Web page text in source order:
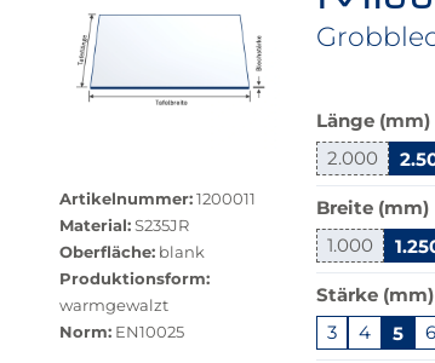
überspringen
Artikelnummer:1200011
Material:S235JR
Oberfläche:blank
Produktionsform:
warmgewalzt
Norm:EN10025
Das
Produkt
ist
in
dieser
Variante
nicht
verfügbar.
Bei
Klick
Länge (mm)
2.000
Breite (mm)
1.000
Stärke (mm)
3 4 5 6